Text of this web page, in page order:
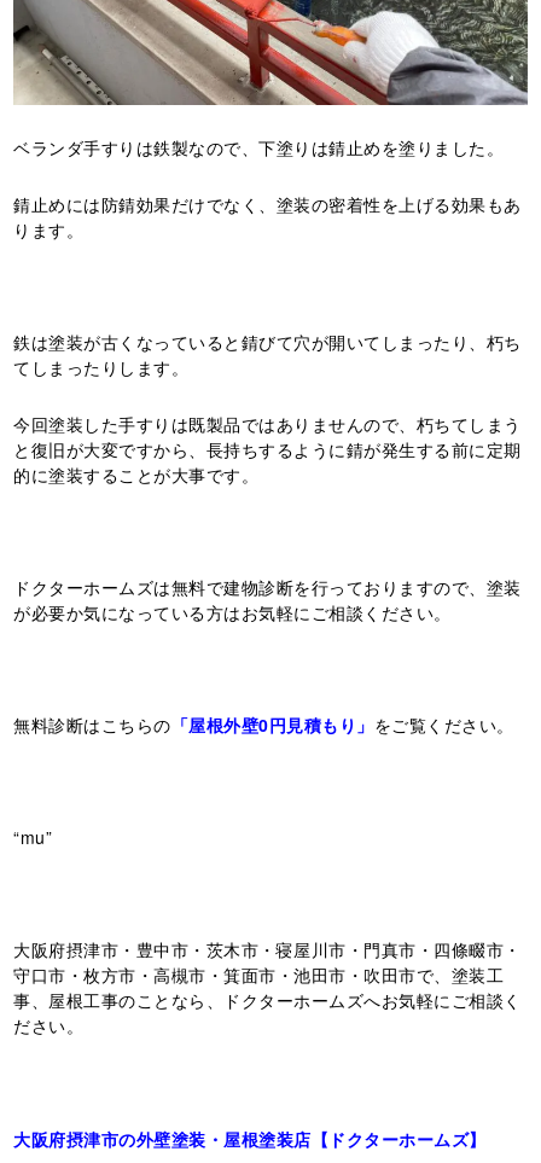
ベランダ手すりは鉄製なので、下塗りは錆止めを塗りました。
錆止めには防錆効果だけでなく、塗装の密着性を上げる効果もあ
ります。
鉄は塗装が古くなっていると錆びて穴が開いてしまったり、朽ち
てしまったりします。
今回塗装した手すりは既製品ではありませんので、朽ちてしまう
と復旧が大変ですから、長持ちするように錆が発生する前に定期
的に塗装することが大事です。
ドクターホームズは無料で建物診断を行っておりますので、塗装
が必要か気になっている方はお気軽にご相談ください。
無料診断はこちらの 「屋根外壁0円見積もり」 をご覧ください。
“mu”
大阪府摂津市・豊中市・茨木市・寝屋川市・門真市・四條畷市・
守口市・枚方市・高槻市・箕面市・池田市・吹田市で、塗装工
事、屋根工事のことなら、ドクターホームズへお気軽にご相談く
ださい。
大阪府摂津市の外壁塗装・屋根塗装店【ドクターホームズ】